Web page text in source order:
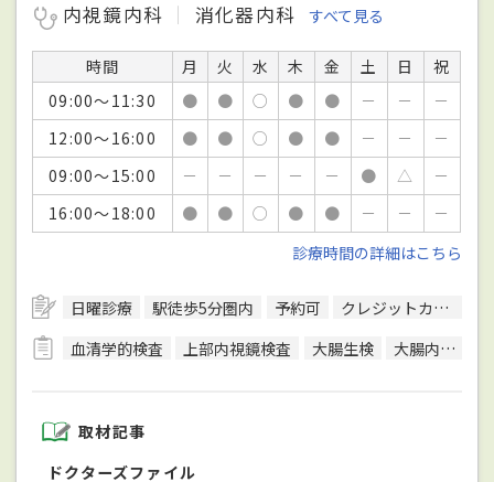
内視鏡内科
消化器内科 すべて見る
時間 月 火 水 木 金 土 日
祝
09:00～11:30
● ● ○ ● ● － －
－
12:00～16:00
● ● ○ ● ● － －
－
09:00～15:00
－ － － － － ● △
－
16:00～18:00
● ● ○ ● ● － －
－
診療時間の詳細はこちら
日曜診療 駅徒歩5分圏内 予約可
クレジットカード対応
血清学的検査
上部内視鏡検査 大腸生検 大腸内視鏡検査
取材記事
ドクターズファイル